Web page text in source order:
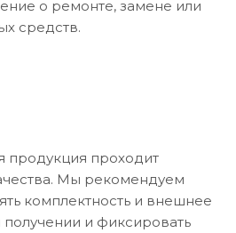
о ремонте, замене или
средств.
продукция проходит
Мы рекомендуем
комплектность и внешнее
получении и фиксировать